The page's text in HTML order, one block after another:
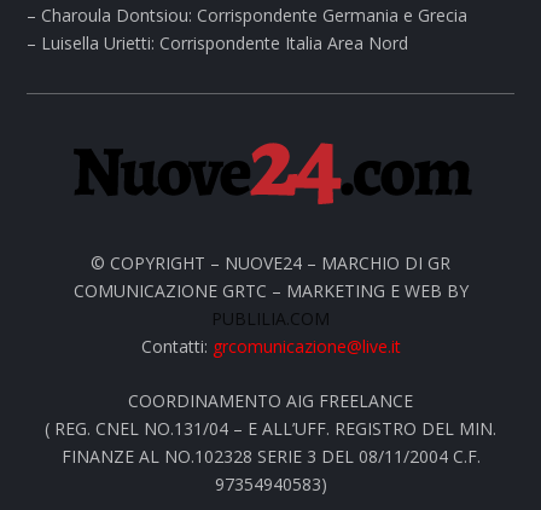
– Charoula Dontsiou: Corrispondente Germania e Grecia
– Luisella Urietti: Corrispondente Italia Area Nord
© COPYRIGHT – NUOVE24 – MARCHIO DI GR
COMUNICAZIONE GRTC – MARKETING E WEB BY
PUBLILIA.COM
Contatti: grcomunicazione@live.it
COORDINAMENTO AIG FREELANCE
( REG. CNEL NO.131/04 – E ALL’UFF. REGISTRO DEL MIN.
FINANZE AL NO.102328 SERIE 3 DEL 08/11/2004 C.F.
97354940583)